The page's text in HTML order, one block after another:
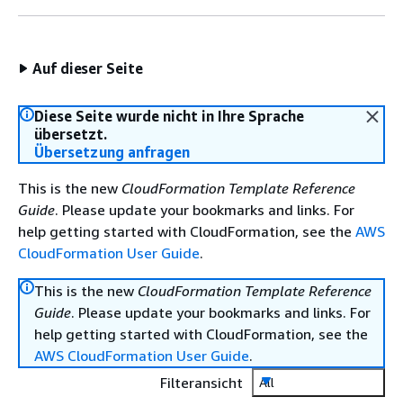
Auf dieser Seite
Diese Seite wurde nicht in Ihre Sprache
übersetzt.
Übersetzung anfragen
This is the new CloudFormation Template Reference
Guide. Please update your bookmarks and links. For
help getting started with CloudFormation, see the AWS
CloudFormation User Guide.
This is the new CloudFormation Template Reference
Guide. Please update your bookmarks and links. For
help getting started with CloudFormation, see the
AWS CloudFormation User Guide.
Filteransicht
All